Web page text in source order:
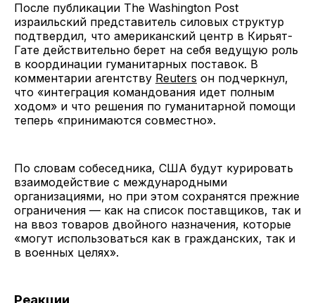
После публикации The Washington Post
израильский представитель силовых структур
подтвердил, что американский центр в Кирьят-
Гате действительно берет на себя ведущую роль
в координации гуманитарных поставок. В
комментарии агентству Reuters он подчеркнул,
что «интеграция командования идет полным
ходом» и что решения по гуманитарной помощи
теперь «принимаются совместно».
По словам собеседника, США будут курировать
взаимодействие с международными
организациями, но при этом сохранятся прежние
ограничения — как на список поставщиков, так и
на ввоз товаров двойного назначения, которые
«могут использоваться как в гражданских, так и
в военных целях».